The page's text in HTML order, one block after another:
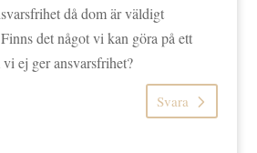
då dom är väldigt
det något vi kan göra på ett
ej ger ansvarsfrihet?
Svara